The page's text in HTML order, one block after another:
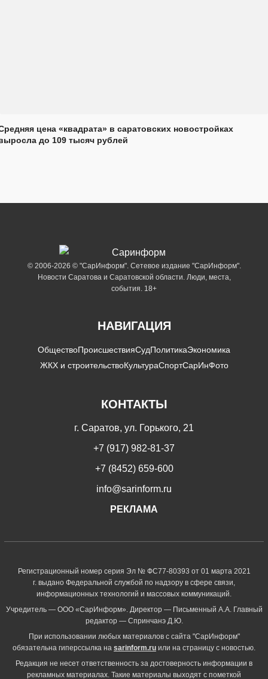
цена «квадрата» в саратовских новостройках
до 109 тысяч рублей
© 2006-2026 © "СарИнформ". Сетевое издание "СарИнформ".
Новости Саратова и Саратовской области. Люди, места,
события. 18+
НАВИГАЦИЯ
ОбществоПроисшествияСудПолитикаЭкономика
ЖКХ и строительствоКультураСпортСарИнФото
КОНТАКТЫ
г. Саратов, ул. Горького, 21
+7 (917) 982-81-37
+7 (8452) 659-600
info@sarinform.ru
РЕКЛАМА
Регистрационный номер серия Эл № ФС77-80393 от 01 марта 2021
г. выдано Федеральной службой по надзору в сфере связи,
информационных технологий и массовых коммуникаций.
Учредитель — ООО «СарИнформ». Директор — Письменный А.А. Главный
редактор — Спринчанэ Д.Ю.
При использовании любых материалов с сайта "СарИнформ"
обязательна гиперссылка на sarinform.ru или на страницу с новостью.
Редакция не несет ответственность за достоверность информации в
рекламных материалах. Такие материалы выходят с пометкой